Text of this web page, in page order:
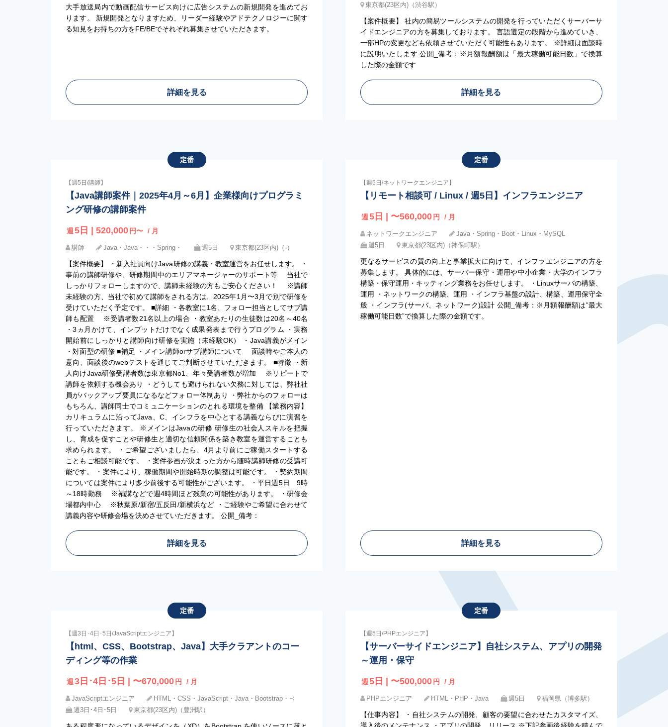
大手放送局内で動画配信サービス向けに広告システムの新規開発を進めてお
ります。 新規開発となりますため、リーダー経験やアドテクノロジーに関す
る知見をお持ちの方をFE/BEでそれぞれ募集させていただきます。
詳細を見る
東京都(23区内)（渋谷駅）
【案件概要】 社内の簡易ツールシステムの開発を行っていただくサーバーサ
イドエンジニアの方を募集しております。 言語選定の段階から進めていき、
一部HPの変更なども依頼させていただく可能性もあります。 ※詳細は面談時
に説明いたします 公開_備考：※月額報酬額は「最大稼働可能日数」で換算
した際の金額です
詳細を見る
定番
【週5日/講師】
【Java講師案件｜2025年4月～6月】企業様向けプログラミ
ング研修の講師案件
週 5日 | 520,000 円〜 / 月
講師 Java・Java・・・Spring・ 週5日 東京都(23区内)（-）
【案件概要】 ・新入社員向けJava研修の講義・教室運営をお任せします。 ・
事前の講師研修や、研修期間中のエリアマネージャーのサポート等 当社で
しっかりフォローしますので、講師未経験の方もご安心ください！ ※講師
未経験の方、当社で初めて講師をされる方は、2025年1月〜3月で別で研修を
受けていただく予定です。 ■詳細 ・各教室に1名、フォロー担当としてサブ講
師も配置 ※受講者数21名以上の場合 ・教室あたりの生徒数は20名～40名
・3ヵ月かけて、インプットだけでなく成果発表まで行うプログラム ・実務
開始前にしっかりと講師向け研修を実施（未経験OK） ・Java講義がメイン
・対面型の研修 ■補足 ・メイン講師orサブ講師について 面談時やご本人の
意向、面談後のwebテストを通じてご判断させていただきます。 ■特徴 ・新
人向けJava研修受講者数は東京都No1、年々受講者数が増加 ※リピートで
講師を依頼する機会あり ・どうしても避けられない欠務に対しては、弊社社
員がバックアップ要員になるなどフォロー体制あり ・弊社からのフォローは
もちろん、講師同士でコミュニケーションのとれる環境を整備 【業務内容】
カリキュラムに沿ってJava、C、インフラを中心とする講義ならびに演習を
行っていただきます。 ※メインはJavaの研修 研修生の社会人スキルを把握
し、育成を促すことや研修生と適切な信頼関係を築き教室を運営することも
求められます。 ・ご希望ございましたら、4月より前にご稼働スタートする
こともご相談可能です。 ・案件参画が決まった方から随時講師研修の受講可
能です。 ・案件により、稼働期間や開始時期の調整は可能です。 ・契約期間
については案件により多少前後する可能性がございます。 ・平日週5日 9時
～18時勤務 ※補講などで週4時間ほど残業の可能性があります。 ・研修会
場都内中心 ※秋葉原/新宿/五反田/新横浜など ・ご経験やご希望に合わせて
講義内容や研修会場を決めさせていただきます。 公開_備考：
詳細を見る
定番
【週5日/ネットワークエンジニア】
【リモート相談可 / Linux / 週5日】インフラエンジニア
週 5日 | 〜560,000 円 / 月
ネットワークエンジニア
Java・Spring・Boot・Linux・MySQL
週5日
東京都(23区内)（神保町駅）
更なるサービスの質の向上と事業拡大に向けて、インフラエンジニアの方を
募集します。 具体的には、サーバー保守・運用や中小企業・大学のインフラ
構築・保守運用・キッティング業務をお任せします。 ・Linuxサーバの構築、
運用 ・ネットワークの構築、運用 ・インフラ基盤の設計、構築、運用保守全
般 ・インフラ(サーバ、ネットワーク)設計 公開_備考：※月額報酬額は”最大
稼働可能日数”で換算した際の金額です。
詳細を見る
定番
【週3日･4日･5日/JavaScriptエンジニア】
【html、CSS、Bootstrap、Java】大手クラアントのコー
ディング等の作業
週 3日･4日･5日 | 〜670,000 円 / 月
JavaScriptエンジニア
HTML・CSS・JavaScript・Java・Bootstrap・∹
週3日･4日･5日
東京都(23区内)（豊洲駅）
定番
【週5日/PHPエンジニア】
【サーバーサイドエンジニア】自社システム、アプリの開発
～運用・保守
週 5日 | 〜500,000 円 / 月
PHPエンジニア HTML・PHP・Java 週5日 福岡県（博多駅）
【仕事内容】 ・自社システムの開発、顧客の要望に合わせたカスタマイズ、